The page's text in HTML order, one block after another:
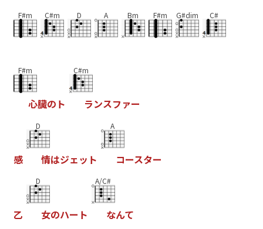
F#m C#m D A Bm F#m G#dim C#
F#m
心臓の ト
C#m
ランスフ ァー
感
D
情はジェッ ト
A
コースター
乙
D
女のハー ト
A/C#
なんて